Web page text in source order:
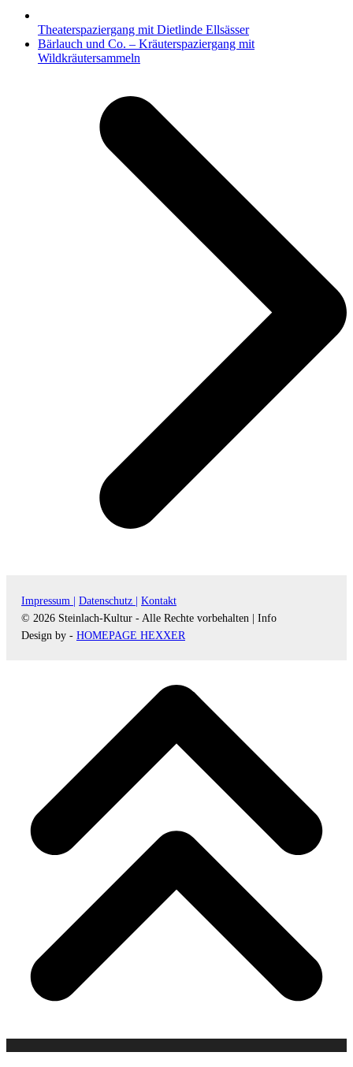
Theaterspaziergang mit Dietlinde Ellsässer
Nächster
Beitrag:
Bärlauch und Co. – Kräuterspaziergang mit
Wildkräutersammeln
Impressum | Datenschutz |
Kontakt
© 2026 Steinlach-Kultur - Alle Rechte vorbehalten |
Info
Design by - HOMEPAGE HEXXER